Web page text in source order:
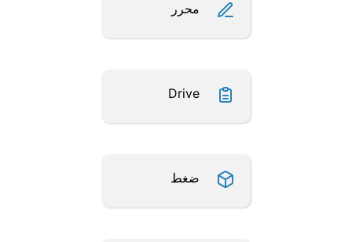
محرر
Drive
ضغط